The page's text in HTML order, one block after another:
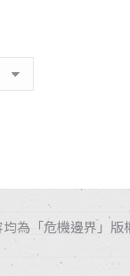
為「危機邊界」版